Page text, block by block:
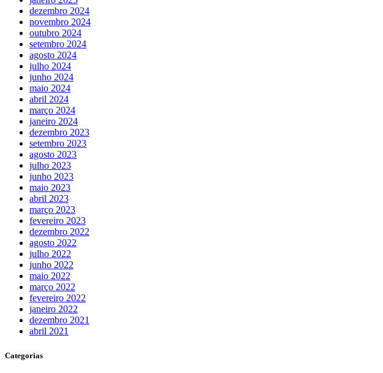
dezembro 2024
novembro 2024
outubro 2024
setembro 2024
agosto 2024
julho 2024
junho 2024
maio 2024
abril 2024
março 2024
janeiro 2024
dezembro 2023
setembro 2023
agosto 2023
julho 2023
junho 2023
maio 2023
abril 2023
março 2023
fevereiro 2023
dezembro 2022
agosto 2022
julho 2022
junho 2022
maio 2022
março 2022
fevereiro 2022
janeiro 2022
dezembro 2021
abril 2021
Categorias